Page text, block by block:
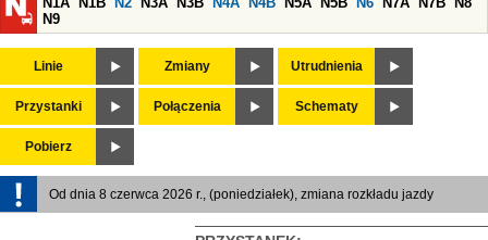
N9
Linie Zmiany Utrudnienia
Przystanki Połączenia Schematy
Pobierz
Od dnia 8 czerwca 2026 r., (poniedziałek), zmiana rozkładu jazdy